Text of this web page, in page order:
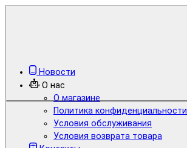
Новости
О нас
О магазине
Политика конфиденциальности
Условия обслуживания
Условия возврата товара